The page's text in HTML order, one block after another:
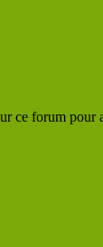
ce forum